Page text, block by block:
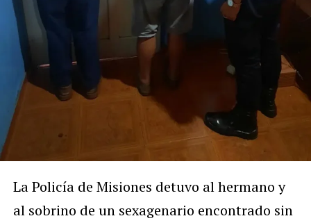
La Policía de Misiones detuvo al hermano y
al sobrino de un sexagenario encontrado sin